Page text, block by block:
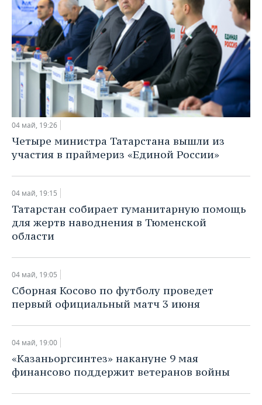
04 май, 19:26
Четыре министра Татарстана вышли из
участия в праймериз «Единой России»
04 май, 19:15
​Татарстан собирает гуманитарную помощь
для жертв наводнения в Тюменской
области
04 май, 19:05
Сборная Косово по футболу проведет
первый официальный матч 3 июня
04 май, 19:00
«Казаньоргсинтез» накануне 9 мая
финансово поддержит ветеранов войны